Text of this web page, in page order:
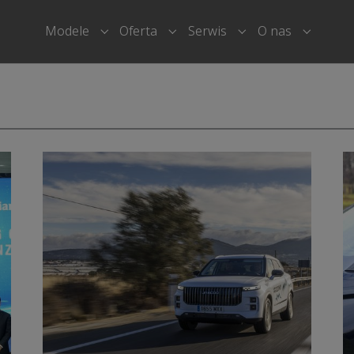
Modele Submenu for "Modele"
Oferta Submenu for "Oferta"
Serwis Submenu for
O nas